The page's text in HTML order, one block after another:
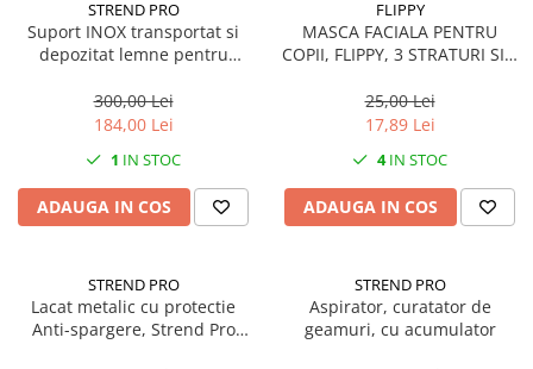
STREND PRO
Suport INOX transportat si
depozitat lemne pentru
300,00 Lei
184,00 Lei
1 IN STOC
ADAUGA IN COS
FLIPPY
MASCA FACIALA PENTRU
COPII, FLIPPY, 3 STRATURI SI 3
25,00 Lei
17,89 Lei
4IN STOC
ADAUGA IN COS
STREND PRO
Lacat metalic cu protectie
Anti-spargere, Strend Pro
STREND PRO
Aspirator, curatator de
geamuri, cu acumulator